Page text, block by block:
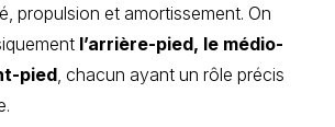
propulsion et amortissement. On
l’arrière-pied, le médio-
pied , chacun ayant un rôle précis